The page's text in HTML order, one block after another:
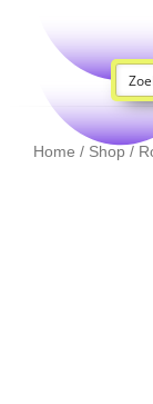
Home / Shop /